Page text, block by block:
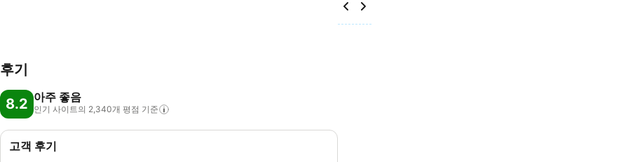
후기
8.2 아주 좋음
인기 사이트의 2,340개 평점 기준
고객 후기